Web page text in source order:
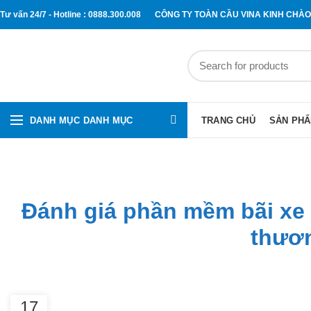
Tư vấn 24/7 - Hotline : 0888.300.008 CÔNG TY TOÀN CẦU VINA KINH
DANH MỤC DANH MỤC TRANG CHỦ SẢN
Đánh giá phần mềm bãi
17